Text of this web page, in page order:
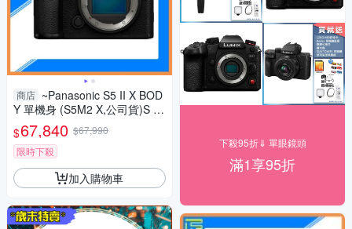
商店 ~Panasonic S5 II X BOD
Y 單機身 (S5M2 X,公司貨)S 5II
$67,840 $67,990
限時下殺
加入購物車
下殺95折⇓ 單眼鏡頭
滿1享95折